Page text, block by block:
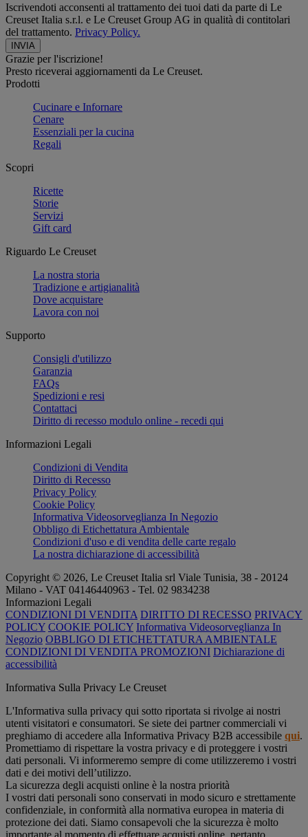
Iscrivendoti acconsenti al trattamento dei tuoi dati da parte di Le
Creuset Italia s.r.l. e Le Creuset Group AG in qualità di contitolari
del trattamento. Privacy Policy.
Grazie per l'iscrizione!
Presto riceverai aggiornamenti da Le Creuset.
Prodotti
Cucinare e Infornare
Cenare
Essenziali per la cucina
Regali
Scopri
Ricette
Storie
Servizi
Gift card
Riguardo Le Creuset
La nostra storia
Tradizione e artigianalità
Dove acquistare
Lavora con noi
Supporto
Consigli d'utilizzo
Garanzia
FAQs
Spedizioni e resi
Contattaci
Diritto di recesso modulo online - recedi qui
Informazioni Legali
Condizioni di Vendita
Diritto di Recesso
Privacy Policy
Cookie Policy
Informativa Videosorveglianza In Negozio
Obbligo di Etichettatura Ambientale
Condizioni d'uso e di vendita delle carte regalo
La nostra dichiarazione di accessibilità
Copyright © 2026, Le Creuset Italia srl ​​Viale Tunisia, 38 - 20124
Milano - VAT 04146440963 - Tel. 02 9834238
Informazioni Legali
CONDIZIONI DI VENDITA DIRITTO DI RECESSO PRIVACY
POLICY COOKIE POLICY Informativa Videosorveglianza In
Negozio OBBLIGO DI ETICHETTATURA AMBIENTALE
CONDIZIONI DI VENDITA PROMOZIONI Dichiarazione di
accessibilità
Informativa Sulla Privacy Le Creuset
L'Informativa sulla privacy qui sotto riportata si rivolge ai nostri
utenti visitatori e consumatori. Se siete dei partner commerciali vi
preghiamo di accedere alla Informativa Privacy B2B accessibile qui.
Promettiamo di rispettare la vostra privacy e di proteggere i vostri
dati personali. Vi informeremo sempre di come utilizzeremo i vostri
dati e dei motivi dell’utilizzo.
La sicurezza degli acquisti online è la nostra priorità
I vostri dati personali sono conservati in modo sicuro e strettamente
confidenziale, in conformità alla normativa europea in materia di
protezione dei dati. Siamo consapevoli che la sicurezza è molto
importante al momento di effettuare acquisti online, pertanto